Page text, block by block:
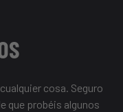
cosa. Seguro
que probéis algunos